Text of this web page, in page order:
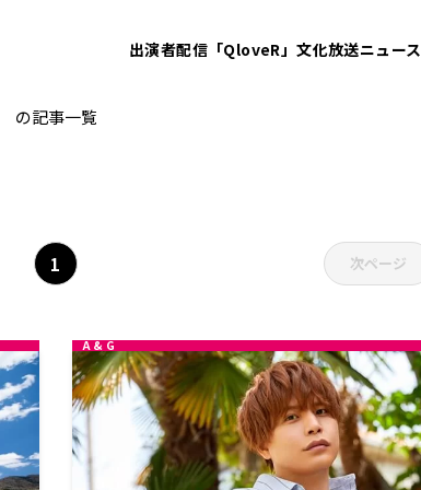
出演者配信「QloveR」文化放送ニュース
ちゃゲスト
の記事一覧
1 次ページ